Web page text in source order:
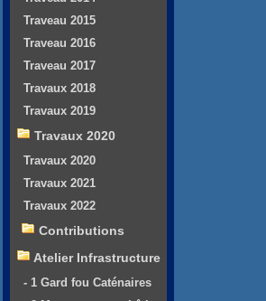
Traveau 2015
Traveau 2016
Traveau 2017
Travaux 2018
Travaux 2019
Travaux 2020
Travaux 2020
Travaux 2021
Travaux 2022
Contributions
Atelier Infrastructure
- 1 Gard fou Caténaires